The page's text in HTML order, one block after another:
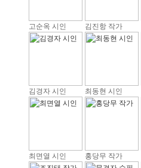
고순옥 시인 김진항 작가
김경자 시인 최동현 시인
최면열 시인 홍당무 작가